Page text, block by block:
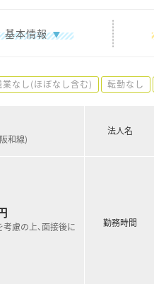
基本情報
業なし(ほぼなし含む) 転勤なし
和線)
慮の上、面接後に
法人名
勤務時間